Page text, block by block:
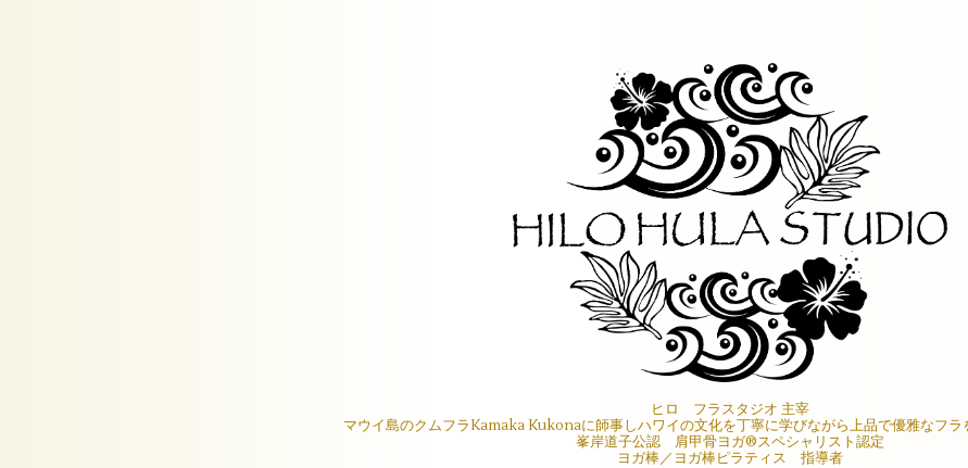
ヒロ フラスタジオ 主宰
マウイ島のクムフラKamaka Kukonaに師事しハワイの文化を丁寧に学びながら上品で優雅なフラ
峯岸道子公認 肩甲骨ヨガ®︎スペシャリスト認定
ヨガ棒／ヨガ棒ピラティス 指導者